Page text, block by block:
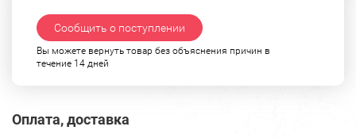
Сообщить о поступлении
Вы можете вернуть товар без объяснения причин в
течение 14 дней
Оплата, доставка